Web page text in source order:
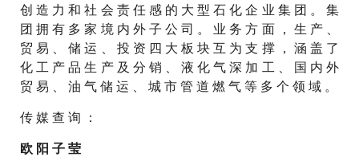
创 造 力 和 社 会 责 任 感 的 大 型 石 化 企 业 集 团 。 集
团 拥 有 多 家 境 内 外 子 公 司 。 业 务 方 面 ， 生 产 、
贸 易 、 储 运 、 投 资 四 大 板 块 互 为 支 撑 ， 涵 盖 了
化 工 产 品 生 产 及 分 销 、 液 化 气 深 加 工 、 国 内 外
贸 易 、 油 气 储 运 、 城 市 管 道 燃 气 等 多 个 领 域 。
传 媒 查 询 ：
欧 阳 子 莹